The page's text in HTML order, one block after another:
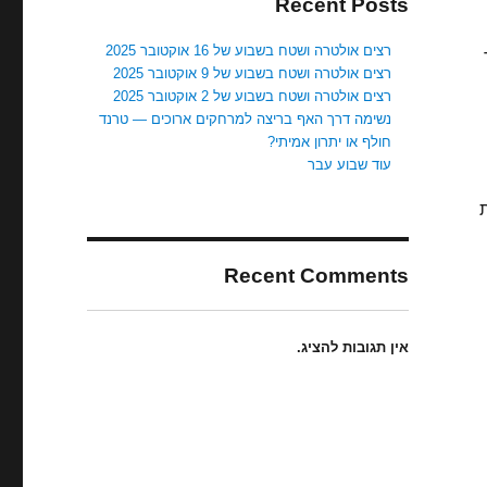
Recent Posts
רצים אולטרה ושטח בשבוע של 16 אוקטובר 2025
רצים אולטרה ושטח בשבוע של 9 אוקטובר 2025
רצים אולטרה ושטח בשבוע של 2 אוקטובר 2025
נשימה דרך האף בריצה למרחקים ארוכים — טרנד
חולף או יתרון אמיתי?
עוד שבוע עבר
Recent Comments
אין תגובות להציג.